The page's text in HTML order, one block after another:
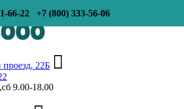
66-22 +7 (800) 333-56-06
22Б
9.00-18.00